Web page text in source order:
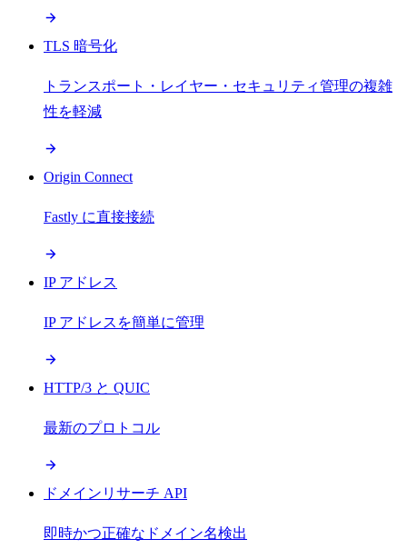
TLS 暗号化
トランスポート・レイヤー・セキュリティ管理の複雑
性を軽減
Origin Connect
Fastly に直接接続
IP アドレス
IP アドレスを簡単に管理
HTTP/3 と QUIC
最新のプロトコル
ドメインリサーチ API
即時かつ正確なドメイン名検出